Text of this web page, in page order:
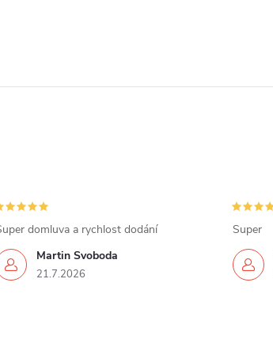
Martin Svoboda
21.7.2026
domluva a rychlost dodání
Super